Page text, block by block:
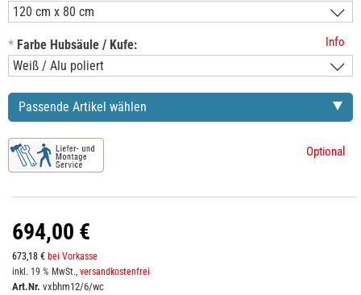
* Farbe Hubsäule / Kufe: Info
Passende Artikel wählen
Optional
694,00 €
673,18 € bei Vorkasse
inkl. 19 % MwSt., versandkostenfrei
Art.Nr. vxbhm12/6/wc